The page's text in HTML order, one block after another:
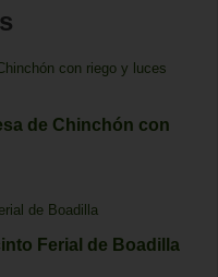
de Chinchón con
Ferial de Boadilla